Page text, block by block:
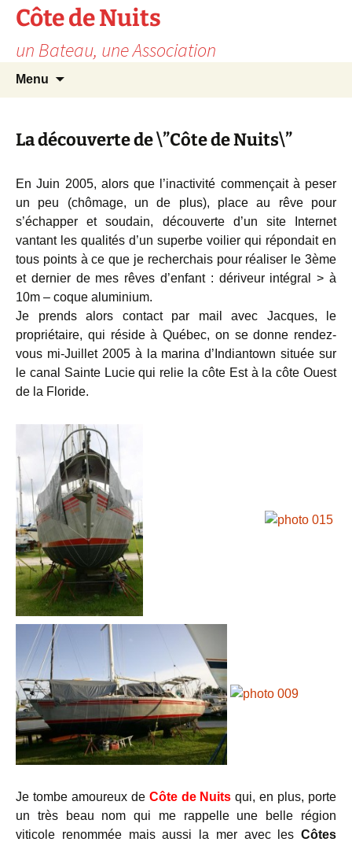
Skip
content
Côte de Nuits
un Bateau, une Association
Menu
La découverte de \”Côte de Nuits\”
En Juin 2005, alors que l’inactivité commençait à peser
un peu (chômage, un de plus), place au rêve pour
s’échapper et soudain, découverte d’un site Internet
vantant les qualités d’un superbe voilier qui répondait en
tous points à ce que je recherchais pour réaliser le 3ème
et dernier de mes rêves d’enfant : dériveur intégral > à
10m – coque aluminium.
Je prends alors contact par mail avec Jacques, le
propriétaire, qui réside à Québec, on se donne rendez-
vous mi-Juillet 2005 à la marina d’Indiantown située sur
le canal Sainte Lucie qui relie la côte Est à la côte Ouest
de la Floride.
Je tombe amoureux de Côte de Nuits qui, en plus, porte
un très beau nom qui me rappelle une belle région
viticole renommée mais aussi la mer avec les Côtes